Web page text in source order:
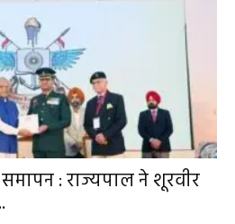
: राज्यपाल ने शूरवीर